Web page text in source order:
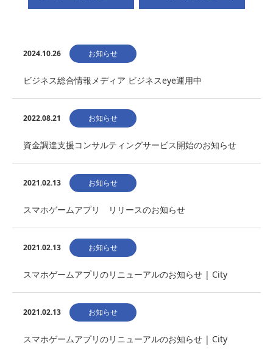
2024.10.26 お知らせ
ビジネス総合情報メディア ビジネスeye運用中
2022.08.21 お知らせ
資金調達支援コンサルティングサービス開始のお知らせ
2021.02.13 お知らせ
スマホゲームアプリ リリースのお知らせ
2021.02.13 お知らせ
スマホゲームアプリのリニューアルのお知らせ | City
Construction Road Bui…
2021.02.13 お知らせ
スマホゲームアプリのリニューアルのお知らせ | City